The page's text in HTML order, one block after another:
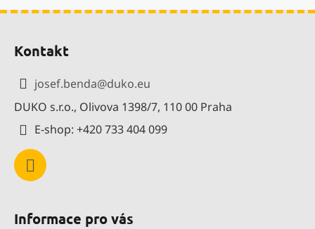
Kontakt
josef.benda@duko.eu
DUKO s.r.o., Olivova 1398/7, 110 00 Praha
E-shop: +420 733 404 099
Informace pro vás